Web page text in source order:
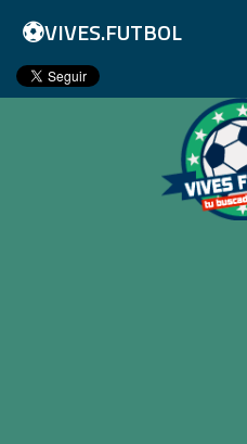
⚽VIVES.FUTBOL
Inicio